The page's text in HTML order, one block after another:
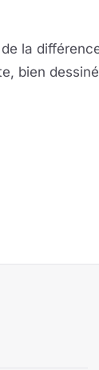
la
bien